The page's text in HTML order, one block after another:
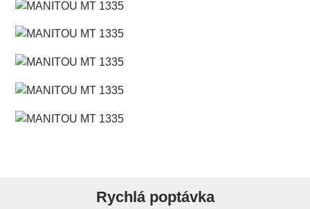
Rychlá poptávka